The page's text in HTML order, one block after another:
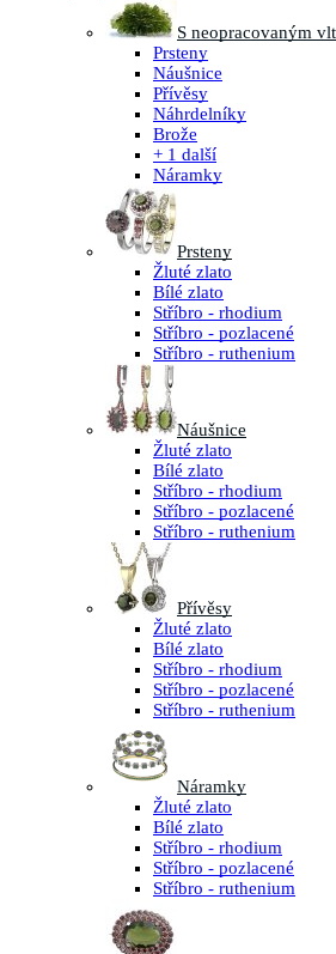
S neopracovaným
Prsteny
Náušnice
Přívěsy
Náhrdelníky
Brože
+ 1 další
Náramky
Prsteny
Žluté zlato
Bílé zlato
Stříbro - rhodium
Stříbro - pozlacené
Stříbro - ruthenium
Náušnice
Žluté zlato
Bílé zlato
Stříbro - rhodium
Stříbro - pozlacené
Stříbro - ruthenium
Přívěsy
Žluté zlato
Bílé zlato
Stříbro - rhodium
Stříbro - pozlacené
Stříbro - ruthenium
Náramky
Žluté zlato
Bílé zlato
Stříbro - rhodium
Stříbro - pozlacené
Stříbro - ruthenium